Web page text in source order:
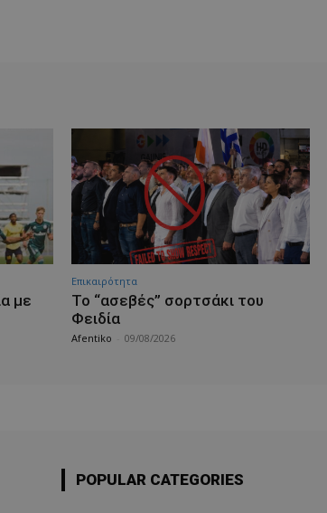
με
Επικαιρότητα
Το “ασεβές” σορτσάκι του
Φειδία
Afentiko 09/08/2026
POPULAR CATEGORIES